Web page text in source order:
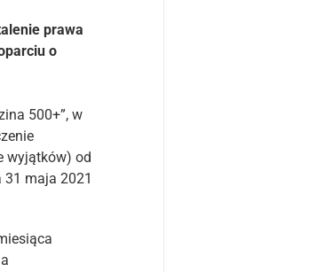
prawa
o
500+”, w
wyjątków) od
31 maja 2021